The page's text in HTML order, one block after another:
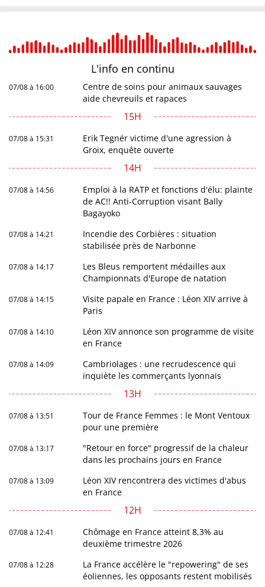
L'info en continu
07/08 à 16:00
Centre de soins pour animaux sauvages
aide chevreuils et rapaces
15H
07/08 à 15:31
Erik Tegnér victime d'une agression à
Groix, enquête ouverte
14H
07/08 à 14:56
Emploi à la RATP et fonctions d'élu: plainte
de AC!! Anti-Corruption visant Bally
Bagayoko
07/08 à 14:21
Incendie des Corbières : situation
stabilisée près de Narbonne
07/08 à 14:17
Les Bleus remportent médailles aux
Championnats d'Europe de natation
07/08 à 14:15
Visite papale en France : Léon XIV arrive à
Paris
07/08 à 14:10
Léon XIV annonce son programme de visite
en France
07/08 à 14:09
Cambriolages : une recrudescence qui
inquiète les commerçants lyonnais
13H
07/08 à 13:51
Tour de France Femmes : le Mont Ventoux
pour une première
07/08 à 13:17
"Retour en force" progressif de la chaleur
dans les prochains jours en France
07/08 à 13:09
Léon XIV rencontrera des victimes d'abus
en France
12H
07/08 à 12:41
Chômage en France atteint 8,3% au
deuxième trimestre 2026
07/08 à 12:28
La France accélère le "repowering" de ses
éoliennes, les opposants restent mobilisés